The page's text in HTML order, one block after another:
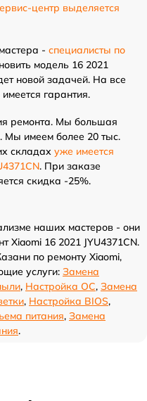
центр выделяется
- специалисты по
модель 16 2021
новой задачей. На все
гарантия.
ремонта. Мы большая
Мы имеем более 20 тыс.
складах уже имеется
. При заказе
скидка -25%.
наших мастеров - они
Xiaomi 16 2021 JYU4371CN.
по ремонту Xiaomi,
услуги: Замена
, Настройка ОС, Замена
, Настройка BIOS,
питания, Замена
.